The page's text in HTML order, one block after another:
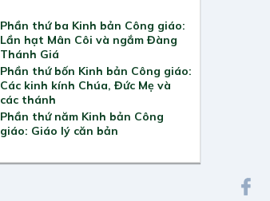
Phần thứ ba Kinh bản Công giáo:
Lần hạt Mân Côi và ngắm Đàng
Thánh Giá
Phần thứ bốn Kinh bản Công giáo:
Các kinh kính Chúa, Đức Mẹ và
các thánh
Phần thứ năm Kinh bản Công
giáo: Giáo lý căn bản